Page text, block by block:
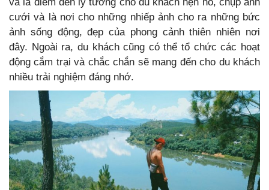
cưới và là nơi cho những nhiếp ảnh cho ra những bức
ảnh sống động, đẹp của phong cảnh thiên nhiên nơi
đây. Ngoài ra, du khách cũng có thể tổ chức các hoạt
động cắm trại và chắc chắn sẽ mang đến cho du khách
nhiều trải nghiệm đáng nhớ.